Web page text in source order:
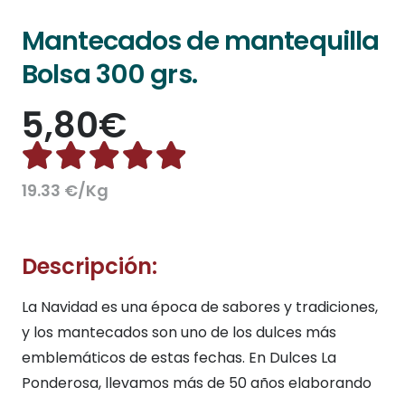
Mantecados de mantequilla
Bolsa 300 grs.
5,80€
Valorado con
19.33 €/Kg
Descripción:
La Navidad es una época de sabores y tradiciones,
y los mantecados son uno de los dulces más
emblemáticos de estas fechas. En Dulces La
Ponderosa, llevamos más de 50 años elaborando